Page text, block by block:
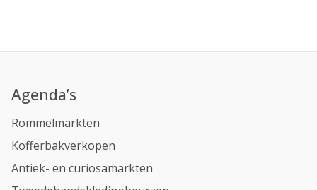
Agenda’s
Rommelmarkten
Kofferbakverkopen
Antiek- en curiosamarkten